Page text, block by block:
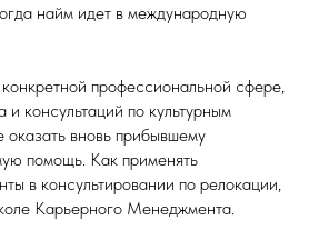
найм идет в международную
профессиональной сфере,
консультаций по культурным
вновь прибывшему
помощь. Как применять
в консультировании по релокации,
Карьерного Менеджмента.